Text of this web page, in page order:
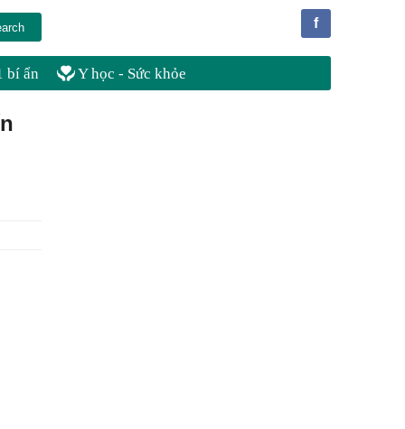
f
bí ẩn Y học - Sức khỏe